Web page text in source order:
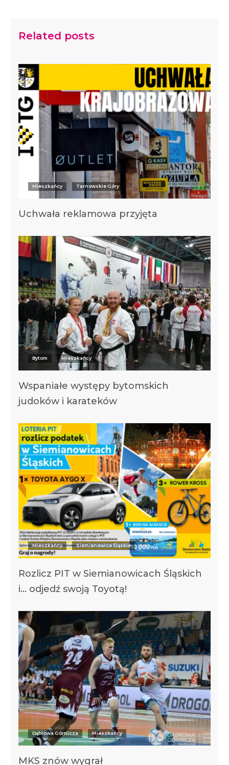
Related posts
Mieszkańcy Tarnowskie Góry
Uchwała reklamowa przyjęta
Bytom Mieszkańcy
Wspaniałe występy bytomskich
judoków i karateków
Mieszkańcy Siemianowice Śląskie
Rozlicz PIT w Siemianowicach Śląskich
i… odjedź swoją Toyotą!
Dąbrowa Górnicza Mieszkańcy
MKS znów wygrał